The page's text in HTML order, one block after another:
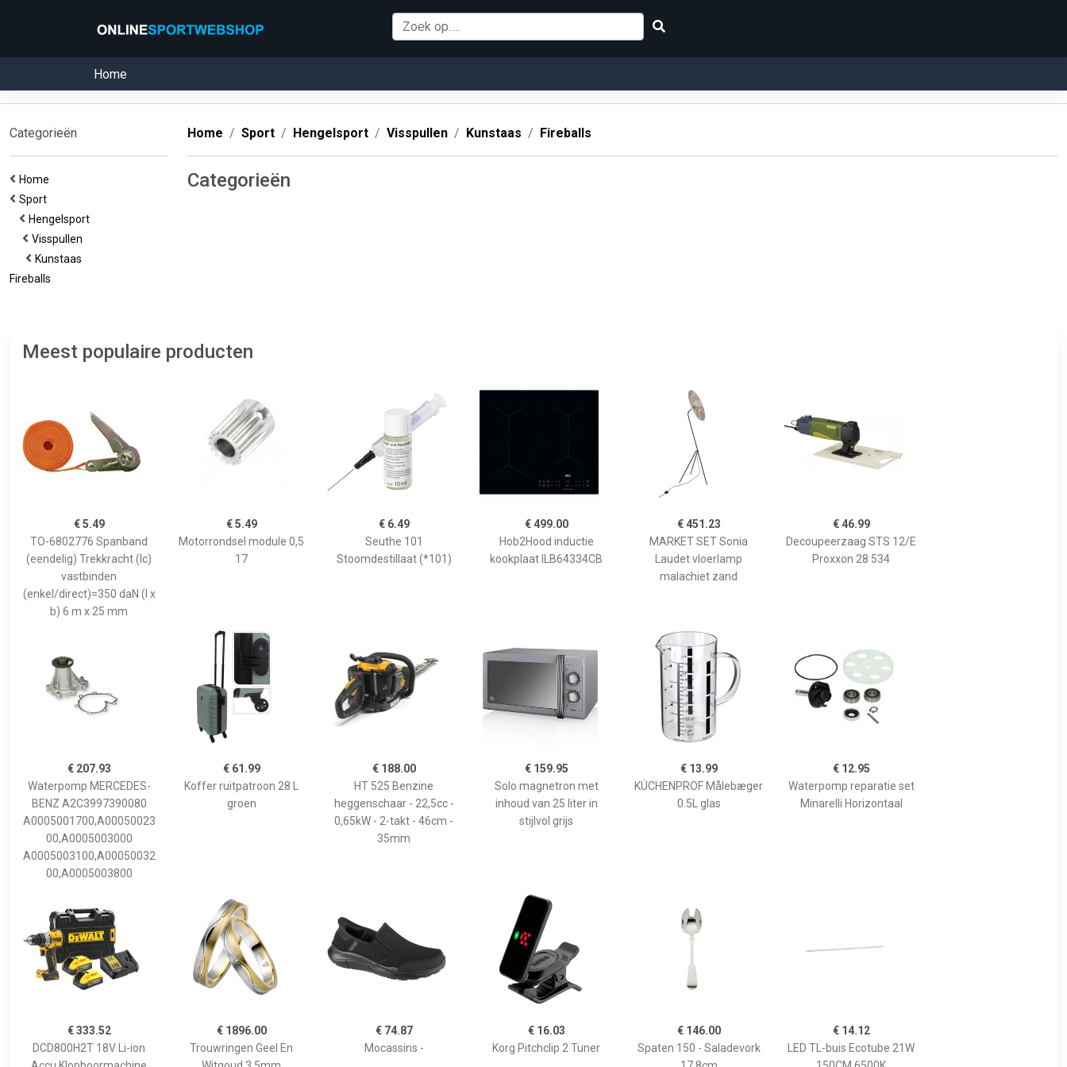
Home
Categorieën
Home
Sport
Hengelsport
Visspullen
Kunstaas
Fireballs
Home Sport Hengelsport Visspullen Kunstaas Fireballs
Categorieën
Meest populaire producten
€ 5.49
TO-6802776 Spanband
(eendelig) Trekkracht (lc)
vastbinden
(enkel/direct)=350 daN (l x
b) 6 m x 25 mm
€ 5.49
Motorrondsel module 0,5
17
€ 6.49
Seuthe 101
Stoomdestillaat (*101)
€ 499.00
Hob2Hood inductie
kookplaat ILB64334CB
€ 451.23
MARKET SET Sonia
Laudet vloerlamp
malachiet zand
€ 46.99
Decoupeerzaag STS 12/E
Proxxon 28 534
€ 207.93
Waterpomp MERCEDES-
BENZ A2C3997390080
A0005001700,A00050023
00,A0005003000
A0005003100,A00050032
00,A0005003800
€ 61.99
Koffer ruitpatroon 28 L
groen
€ 188.00
HT 525 Benzine
heggenschaar - 22,5cc -
0,65kW - 2-takt - 46cm -
35mm
€ 159.95
Solo magnetron met
inhoud van 25 liter in
stijlvol grijs
€ 13.99
KÜCHENPROF Målebæger
0.5L glas
€ 12.95
Waterpomp reparatie set
Minarelli Horizontaal
€ 333.52
DCD800H2T 18V Li-ion
€ 1896.00
Trouwringen Geel En
€ 74.87
Mocassins -
€ 16.03
Korg Pitchclip 2 Tuner
€ 146.00
Spaten 150 - Saladevork
€ 14.12
LED TL-buis Ecotube 21W